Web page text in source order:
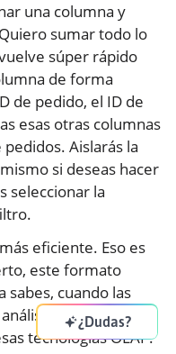
una columna y
sumar todo lo
súper rápido
de forma
de pedido, el ID de
esas otras columnas
Aislarás la
si deseas hacer
seleccionar la
eficiente. Eso es
este formato
sabes, cuando las
empresarial,
tecnologías OLAP.
¿Dudas?